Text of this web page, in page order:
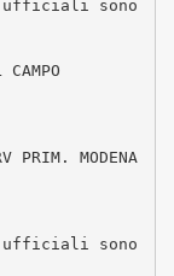
sono
PRIM. MODENA
sono